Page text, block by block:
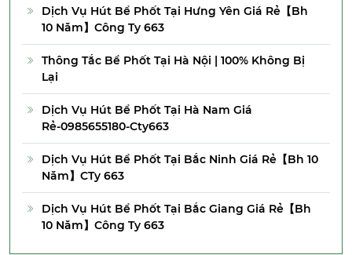
Dịch Vụ Hút Bể Phốt Tại Hưng Yên Giá Rẻ【Bh
10 Năm】Công Ty 663
Thông Tắc Bể Phốt Tại Hà Nội | 100% Không Bị
Lại
Dịch Vụ Hút Bể Phốt Tại Hà Nam Giá
Rẻ-0985655180-Cty663
Dịch Vụ Hút Bể Phốt Tại Bắc Ninh Giá Rẻ【Bh 10
Năm】CTy 663
Dịch Vụ Hút Bể Phốt Tại Bắc Giang Giá Rẻ【Bh
10 Năm】Công Ty 663